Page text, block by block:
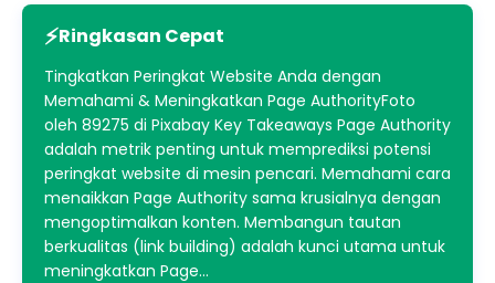
Ringkasan Cepat
Tingkatkan Peringkat Website Anda dengan
Memahami & Meningkatkan Page AuthorityFoto
oleh 89275 di Pixabay Key Takeaways Page Authority
adalah metrik penting untuk memprediksi potensi
peringkat website di mesin pencari. Memahami cara
menaikkan Page Authority sama krusialnya dengan
mengoptimalkan konten. Membangun tautan
berkualitas (link building) adalah kunci utama untuk
meningkatkan Page…